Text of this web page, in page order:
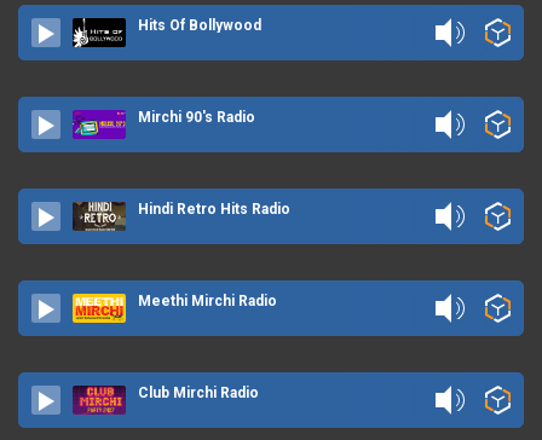
Hits Of Bollywood
Mirchi 90's Radio
Hindi Retro Hits Radio
Meethi Mirchi Radio
Club Mirchi Radio